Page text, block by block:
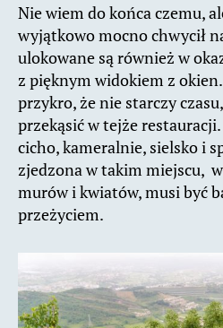
Nie wiem do końca czemu,
wyjątkowo mocno chwycił
ulokowane są również w
z pięknym widokiem z
przykro, że nie starczy
przekąsić w tejże
cicho, kameralnie, sielsko i
zjedzona w takim miejscu,
murów i kwiatów, musi być
przeżyciem.